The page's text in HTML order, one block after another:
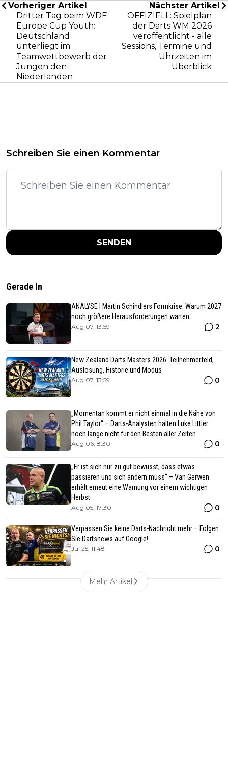
Vorheriger Artikel
Dritter Tag beim WDF
Europe Cup Youth:
Deutschland
unterliegt im
Teamwettbewerb der
Jungen den
Niederlanden
Nächster Artikel
OFFIZIELL: Spielplan
der Darts WM 2026
veröffentlicht - alle
Sessions, Termine und
Uhrzeiten im
Überblick
Schreiben Sie einen Kommentar
SENDEN
Gerade In
ANALYSE | Martin Schindlers Formkrise: Warum 2027
noch größere Herausforderungen warten
Aug 07, 13:59 2
New Zealand Darts Masters 2026: Teilnehmerfeld,
Auslosung, Historie und Modus
Aug 07, 13:59 0
„Momentan kommt er nicht einmal in die Nähe von
Phil Taylor“ – Darts-Analysten halten Luke Littler
noch lange nicht für den Besten aller Zeiten
Aug 06, 8:30 0
„Er ist sich nur zu gut bewusst, dass etwas
passieren und sich ändern muss“ – Van Gerwen
erhält erneut eine Warnung vor einem wichtigen
Herbst
Aug 05, 17:30 0
Verpassen Sie keine Darts-Nachricht mehr – Folgen
Sie Dartsnews auf Google!
Jul 25, 11:48 0
Mehr Artikel